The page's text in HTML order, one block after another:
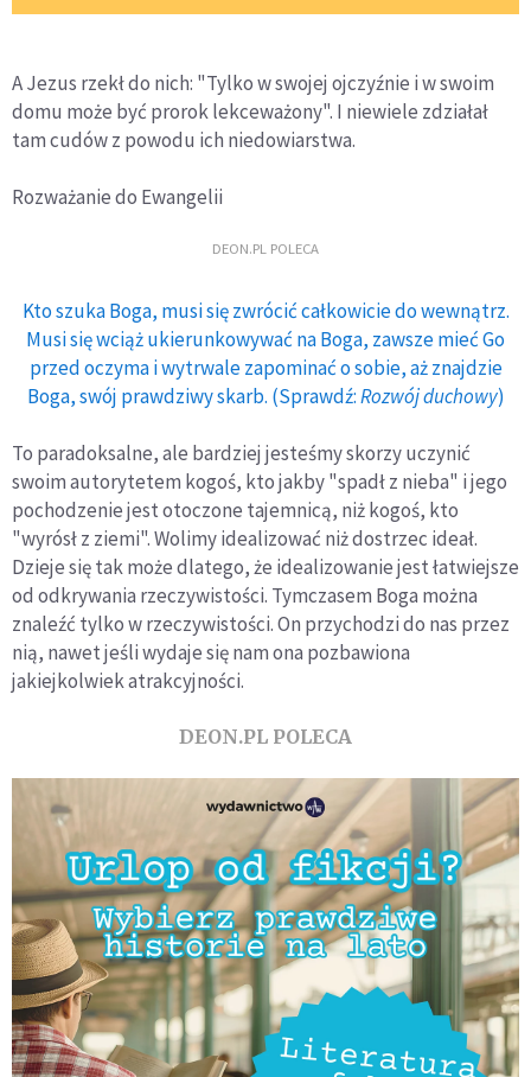
A Jezus rzekł do nich: "Tylko w swojej ojczyźnie i w swoim
domu może być prorok lekceważony". I niewiele zdziałał
tam cudów z powodu ich niedowiarstwa.
Rozważanie do Ewangelii
DEON.PL POLECA
Kto szuka Boga, musi się zwrócić całkowicie do wewnątrz.
Musi się wciąż ukierunkowywać na Boga, zawsze mieć Go
przed oczyma i wytrwale zapominać o sobie, aż znajdzie
Boga, swój prawdziwy skarb. (Sprawdź:Rozwój duchowy)
To paradoksalne, ale bardziej jesteśmy skorzy uczynić
swoim autorytetem kogoś, kto jakby "spadł z nieba" i jego
pochodzenie jest otoczone tajemnicą, niż kogoś, kto
"wyrósł z ziemi". Wolimy idealizować niż dostrzec ideał.
Dzieje się tak może dlatego, że idealizowanie jest łatwiejsze
od odkrywania rzeczywistości. Tymczasem Boga można
znaleźć tylko w rzeczywistości. On przychodzi do nas przez
nią, nawet jeśli wydaje się nam ona pozbawiona
jakiejkolwiek atrakcyjności.
DEON.PL POLECA